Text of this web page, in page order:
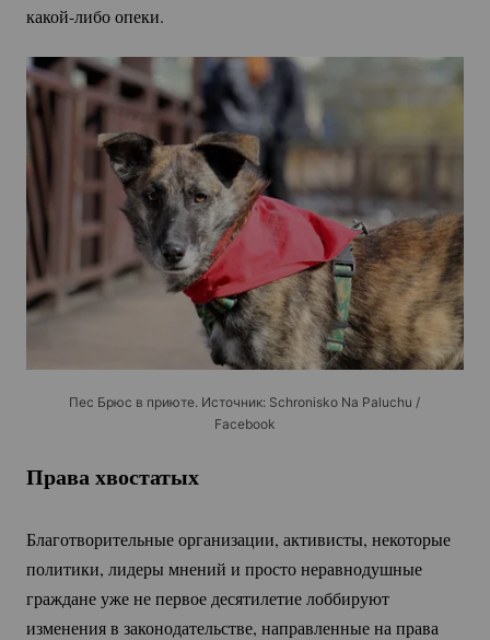
какой-либоопеки.
Пес Брюс в приюте. Источник: Schronisko Na Paluchu /
Facebook
Права хвостатых
Благотворительные организации, активисты, некоторые
политики, лидеры мнений и просто неравнодушные
граждане уже не первое десятилетие лоббируют
изменения в законодательстве, направленные на права